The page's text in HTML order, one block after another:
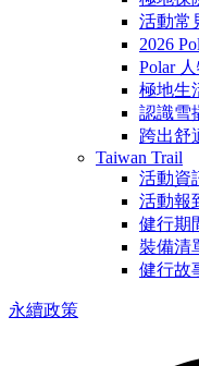
活動常
2026
Polar
極地生
認識雪
跨出舒
Taiwan Trail
活動資
活動報
健行期
裝備清
健行故
永續政策